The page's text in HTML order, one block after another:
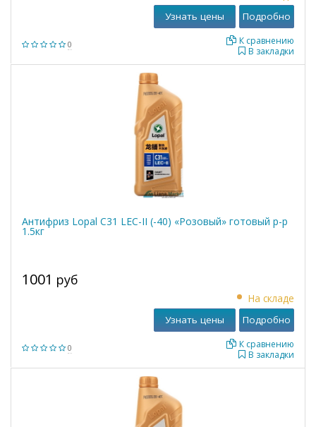
0
В закладки
К сравнению
Узнать цены Подробно
Антифриз Lopal C31 LEC-II (-40) «Розовый» готовый р-р
1.5кг
0
1001 руб
На складе
В закладки
К сравнению
Узнать цены Подробно